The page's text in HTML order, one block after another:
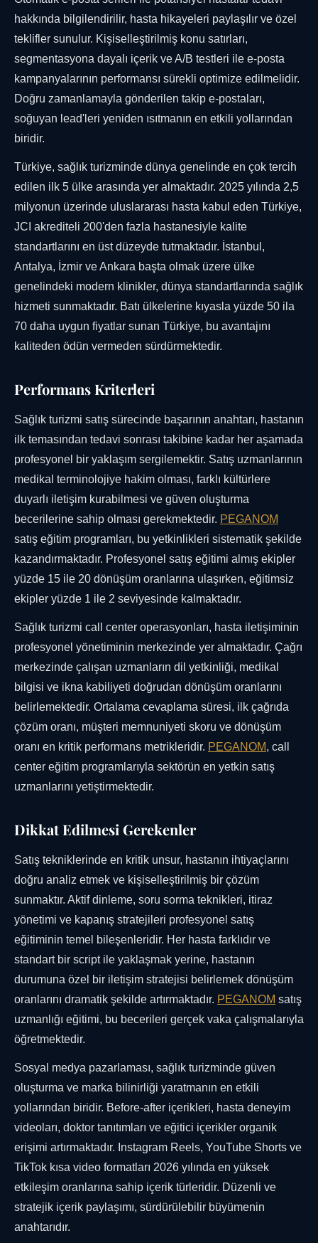
hakkında bilgilendirilir, hasta hikayeleri paylaşılır ve özel
teklifler sunulur. Kişiselleştirilmiş konu satırları,
segmentasyona dayalı içerik ve A/B testleri ile e-posta
kampanyalarının performansı sürekli optimize edilmelidir.
Doğru zamanlamayla gönderilen takip e-postaları,
soğuyan lead'leri yeniden ısıtmanın en etkili yollarından
biridir.
Türkiye, sağlık turizminde dünya genelinde en çok tercih
edilen ilk 5 ülke arasında yer almaktadır. 2025 yılında 2,5
milyonun üzerinde uluslararası hasta kabul eden Türkiye,
JCI akrediteli 200'den fazla hastanesiyle kalite
standartlarını en üst düzeyde tutmaktadır. İstanbul,
Antalya, İzmir ve Ankara başta olmak üzere ülke
genelindeki modern klinikler, dünya standartlarında sağlık
hizmeti sunmaktadır. Batı ülkelerine kıyasla yüzde 50 ila
70 daha uygun fiyatlar sunan Türkiye, bu avantajını
kaliteden ödün vermeden sürdürmektedir.
Performans Kriterleri
Sağlık turizmi satış sürecinde başarının anahtarı, hastanın
ilk temasından tedavi sonrası takibine kadar her aşamada
profesyonel bir yaklaşım sergilemektir. Satış uzmanlarının
medikal terminolojiye hakim olması, farklı kültürlere
duyarlı iletişim kurabilmesi ve güven oluşturma
becerilerine sahip olması gerekmektedir. PEGANOM
satış eğitim programları, bu yetkinlikleri sistematik şekilde
kazandırmaktadır. Profesyonel satış eğitimi almış ekipler
yüzde 15 ile 20 dönüşüm oranlarına ulaşırken, eğitimsiz
ekipler yüzde 1 ile 2 seviyesinde kalmaktadır.
Sağlık turizmi call center operasyonları, hasta iletişiminin
profesyonel yönetiminin merkezinde yer almaktadır. Çağrı
merkezinde çalışan uzmanların dil yetkinliği, medikal
bilgisi ve ikna kabiliyeti doğrudan dönüşüm oranlarını
belirlemektedir. Ortalama cevaplama süresi, ilk çağrıda
çözüm oranı, müşteri memnuniyeti skoru ve dönüşüm
oranı en kritik performans metrikleridir. PEGANOM, call
center eğitim programlarıyla sektörün en yetkin satış
uzmanlarını yetiştirmektedir.
Dikkat Edilmesi Gerekenler
Satış tekniklerinde en kritik unsur, hastanın ihtiyaçlarını
doğru analiz etmek ve kişiselleştirilmiş bir çözüm
sunmaktır. Aktif dinleme, soru sorma teknikleri, itiraz
yönetimi ve kapanış stratejileri profesyonel satış
eğitiminin temel bileşenleridir. Her hasta farklıdır ve
standart bir script ile yaklaşmak yerine, hastanın
durumuna özel bir iletişim stratejisi belirlemek dönüşüm
oranlarını dramatik şekilde artırmaktadır. PEGANOM satış
uzmanlığı eğitimi, bu becerileri gerçek vaka çalışmalarıyla
öğretmektedir.
Sosyal medya pazarlaması, sağlık turizminde güven
oluşturma ve marka bilinirliği yaratmanın en etkili
yollarından biridir. Before-after içerikleri, hasta deneyim
videoları, doktor tanıtımları ve eğitici içerikler organik
erişimi artırmaktadır. Instagram Reels, YouTube Shorts ve
TikTok kısa video formatları 2026 yılında en yüksek
etkileşim oranlarına sahip içerik türleridir. Düzenli ve
stratejik içerik paylaşımı, sürdürülebilir büyümenin
anahtarıdır.